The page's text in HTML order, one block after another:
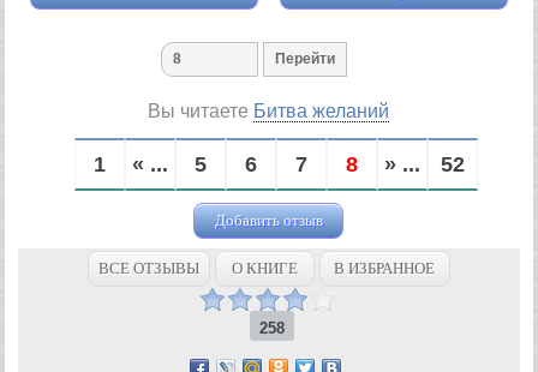
Вы читаете Битва желаний
1 « ... 5 6 7 8 » ... 52
Добавить отзыв
ВСЕ ОТЗЫВЫ О КНИГЕ В ИЗБРАННОЕ
258